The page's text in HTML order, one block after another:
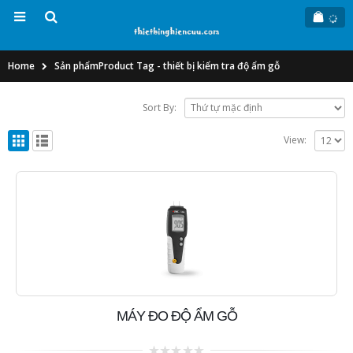
Home Sản phẩmProduct Tag -thiết bị kiểm tra độ ẩm gỗ
Sort By:
View:
MÁY ĐO ĐỘ ẨM GỖ